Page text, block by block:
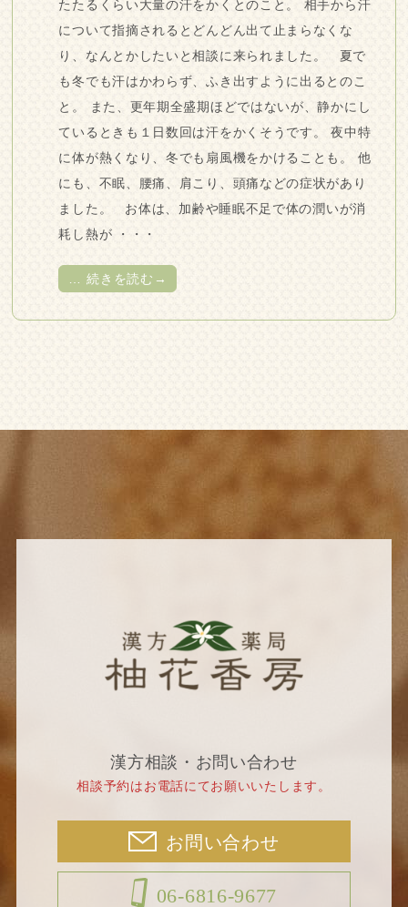
たたるくらい大量の汗をかくとのこと。 相手から汗
について指摘されるとどんどん出て止まらなくな
り、なんとかしたいと相談に来られました。 夏で
も冬でも汗はかわらず、ふき出すように出るとのこ
と。 また、更年期全盛期ほどではないが、静かにし
ているときも１日数回は汗をかくそうです。 夜中特
に体が熱くなり、冬でも扇風機をかけることも。 他
にも、不眠、腰痛、肩こり、頭痛などの症状があり
ました。 お体は、加齢や睡眠不足で体の潤いが消
耗し熱が ・・・
… 続きを読む→
漢方相談・お問い合わせ
相談予約はお電話にてお願いいたします。
お問い合わせ
06-6816-9677